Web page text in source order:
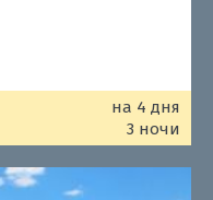
на 4 дня
3 ночи